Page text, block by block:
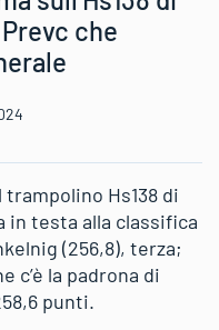
che
Hs138 di
in testa alla classifica
(256,8), terza;
c’è la padrona di
punti.